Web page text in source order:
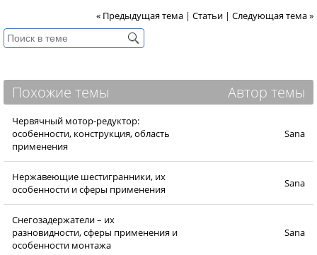
« Предыдущая тема | Статьи | Следующая тема »
Похожие темы Автор темы
Червячный мотор-редуктор:
особенности, конструкция, область
применения
Sana
Нержавеющие шестигранники, их
особенности и сферы применения
Sana
Снегозадержатели – их
разновидности, сферы применения и
особенности монтажа
Sana